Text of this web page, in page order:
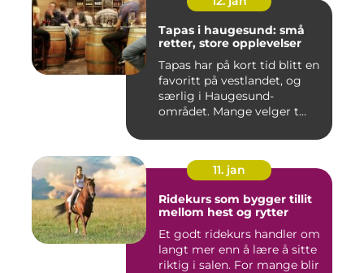
Tapas i haugesund: små
retter, store opplevelser
Tapas har på kort tid blitt en
favoritt på vestlandet, og
særlig i Haugesund-
området. Mange velger t...
11. jan
Ridekurs som bygger tillit
mellom hest og rytter
Et godt ridekurs handler om
langt mer enn å lære å sitte
riktig i salen. For mange blir